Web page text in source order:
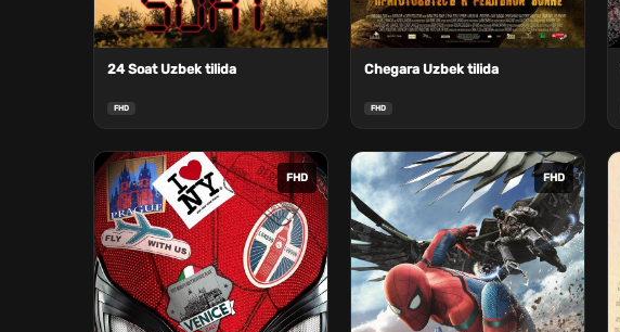
24 Soat Uzbek tilida
FHD
Chegara Uzbek tilida
FHD
FHD FHD